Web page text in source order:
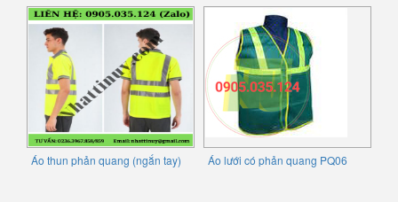
Áo thun phản quang (ngắn tay) Áo lưới có phản quang PQ06